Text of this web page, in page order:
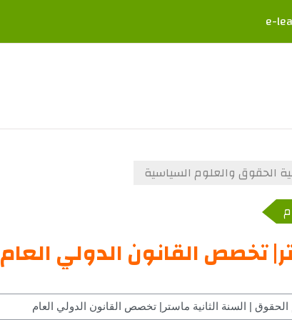
e-
الحقوق والعلوم السياسية
تخصص القانون الدولي العام